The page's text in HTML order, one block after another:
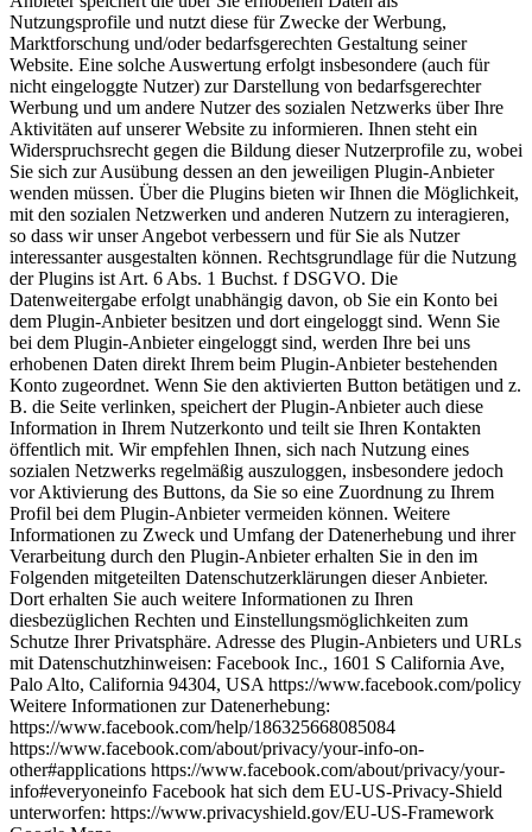
Nutzungsprofile und nutzt diese für Zwecke der Werbung,
Marktforschung und/oder bedarfsgerechten Gestaltung seiner
Website. Eine solche Auswertung erfolgt insbesondere (auch für
nicht eingeloggte Nutzer) zur Darstellung von bedarfsgerechter
Werbung und um andere Nutzer des sozialen Netzwerks über Ihre
Aktivitäten auf unserer Website zu informieren. Ihnen steht ein
Widerspruchsrecht gegen die Bildung dieser Nutzerprofile zu, wobei
Sie sich zur Ausübung dessen an den jeweiligen Plugin-Anbieter
wenden müssen. Über die Plugins bieten wir Ihnen die Möglichkeit,
mit den sozialen Netzwerken und anderen Nutzern zu interagieren,
so dass wir unser Angebot verbessern und für Sie als Nutzer
interessanter ausgestalten können. Rechtsgrundlage für die Nutzung
der Plugins ist Art. 6 Abs. 1 Buchst. f DSGVO. Die
Datenweitergabe erfolgt unabhängig davon, ob Sie ein Konto bei
dem Plugin-Anbieter besitzen und dort eingeloggt sind. Wenn Sie
bei dem Plugin-Anbieter eingeloggt sind, werden Ihre bei uns
erhobenen Daten direkt Ihrem beim Plugin-Anbieter bestehenden
Konto zugeordnet. Wenn Sie den aktivierten Button betätigen und z.
B. die Seite verlinken, speichert der Plugin-Anbieter auch diese
Information in Ihrem Nutzerkonto und teilt sie Ihren Kontakten
öffentlich mit. Wir empfehlen Ihnen, sich nach Nutzung eines
sozialen Netzwerks regelmäßig auszuloggen, insbesondere jedoch
vor Aktivierung des Buttons, da Sie so eine Zuordnung zu Ihrem
Profil bei dem Plugin-Anbieter vermeiden können. Weitere
Informationen zu Zweck und Umfang der Datenerhebung und ihrer
Verarbeitung durch den Plugin-Anbieter erhalten Sie in den im
Folgenden mitgeteilten Datenschutzerklärungen dieser Anbieter.
Dort erhalten Sie auch weitere Informationen zu Ihren
diesbezüglichen Rechten und Einstellungsmöglichkeiten zum
Schutze Ihrer Privatsphäre. Adresse des Plugin-Anbieters und URLs
mit Datenschutzhinweisen: Facebook Inc., 1601 S California Ave,
Palo Alto, California 94304, USA https://www.facebook.com/policy
Weitere Informationen zur Datenerhebung:
https://www.facebook.com/help/186325668085084
https://www.facebook.com/about/privacy/your-info-on-
other#applications https://www.facebook.com/about/privacy/your-
info#everyoneinfo Facebook hat sich dem EU-US-Privacy-Shield
unterworfen: https://www.privacyshield.gov/EU-US-Framework